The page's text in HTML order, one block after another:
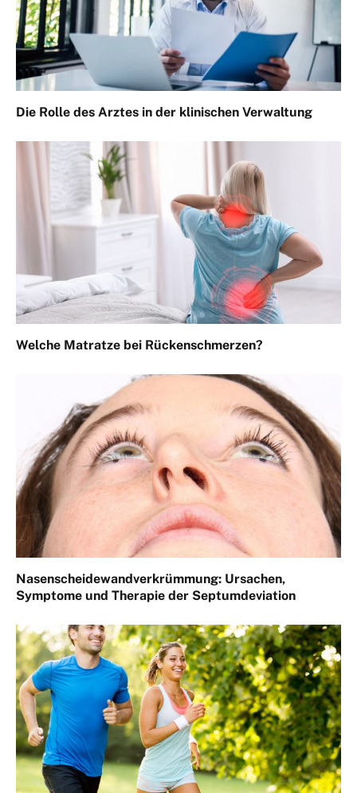
Die Rolle des Arztes in der klinischen Verwaltung
Welche Matratze bei Rückenschmerzen?
Nasenscheidewandverkrümmung: Ursachen,
Symptome und Therapie der Septumdeviation